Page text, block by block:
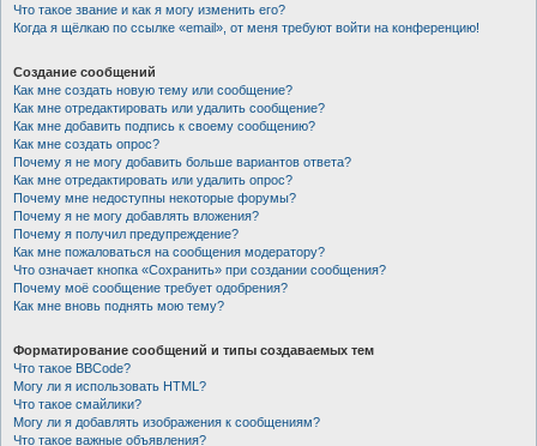
Что такое звание и как я могу изменить его?
Когда я щёлкаю по ссылке «email», от меня требуют войти на конференцию!
Создание сообщений
Как мне создать новую тему или сообщение?
Как мне отредактировать или удалить сообщение?
Как мне добавить подпись к своему сообщению?
Как мне создать опрос?
Почему я не могу добавить больше вариантов ответа?
Как мне отредактировать или удалить опрос?
Почему мне недоступны некоторые форумы?
Почему я не могу добавлять вложения?
Почему я получил предупреждение?
Как мне пожаловаться на сообщения модератору?
Что означает кнопка «Сохранить» при создании сообщения?
Почему моё сообщение требует одобрения?
Как мне вновь поднять мою тему?
Форматирование сообщений и типы создаваемых тем
Что такое BBCode?
Могу ли я использовать HTML?
Что такое смайлики?
Могу ли я добавлять изображения к сообщениям?
Что такое важные объявления?